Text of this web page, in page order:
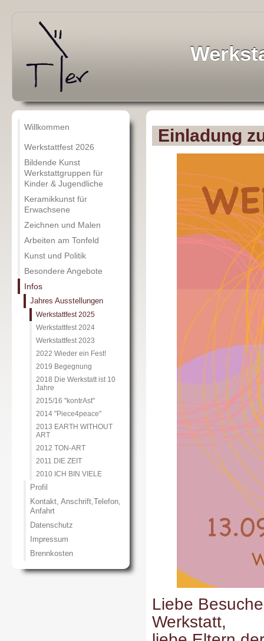
Willkommen
Werkstattfest 2026
Bildende Kunst
Werkstattgruppen für
Kinder & Jugendliche
Keramikkunst für
Erwachsene
Zeichnen und Malen
Arbeiten am Tonfeld
Kunst und Politik
Besondere Angebote
Infos
Jahres Ausstellungen
Werkstattfest 2025
Werkstattfest 2024
Werkstattfest 2023
2022 Wieder ein Fest!
2019 Begegnung
2018 Die Werkstatt ist 10
Jahre
2015/16 "kontrAst"
2014 "Piece4peace"
2013 EARTH WITHOUT
ART
2012 TON-ART
2011 DIE ZEIT
2010 ICH BIN VIELE
Profil
Kontakt, Anschrift,Telefon,
Anfahrt
Datenschutz
Impressum
Brennkosten
Einladung
Liebe
Werkstatt,